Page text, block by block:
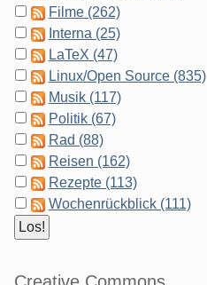
Filme (262)
Interna (25)
LaTeX (47)
Linux/Open Source (835)
Musik (117)
Politik (67)
Rad (88)
Reisen (162)
Rezepte (113)
Wochenrückblick (111)